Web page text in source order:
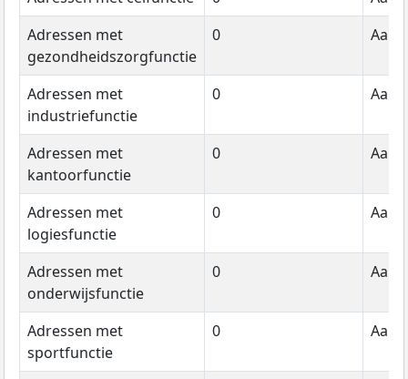
Adressen met
gezondheidszorgfunctie
0
Adressen met
industriefunctie
0
Adressen met
kantoorfunctie
0
Adressen met
logiesfunctie
0
Adressen met
onderwijsfunctie
0
Adressen met
sportfunctie
0